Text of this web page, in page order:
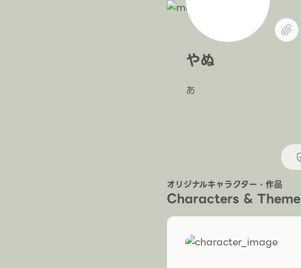
やぬ
あ
オリジナルキャラクター・作品
Characters & Theme